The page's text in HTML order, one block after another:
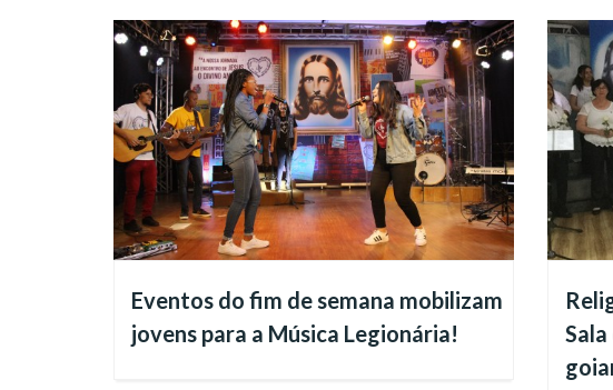
Eventos do fim de semana mobilizam
jovens para a Música Legionária!